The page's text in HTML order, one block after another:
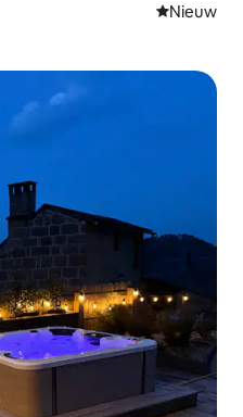
Nieuwe
Nieuw